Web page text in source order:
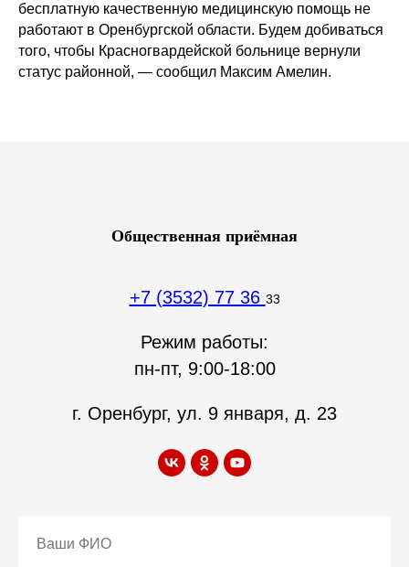
бесплатную качественную медицинскую помощь не
работают в Оренбургской области. Будем добиваться
того, чтобы Красногвардейской больнице вернули
статус районной, — сообщил Максим Амелин.
Общественная приёмная
+7 (3532) 77 36 33
Режим работы:
пн-пт, 9:00-18:00
г. Оренбург, ул. 9 января, д. 23